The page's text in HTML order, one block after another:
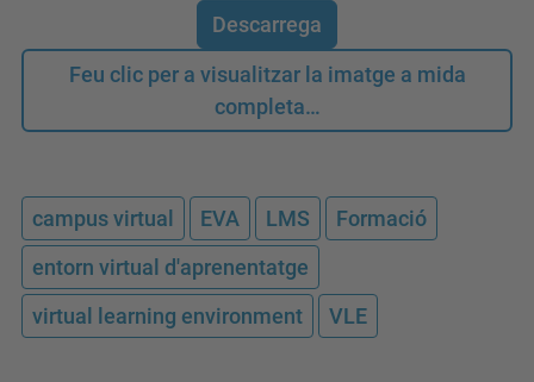
Descarrega
Feu clic per a visualitzar la imatge a mida
completa…
campus virtual EVA LMS
Formació
entorn virtual d'aprenentatge
virtual learning environment
VLE